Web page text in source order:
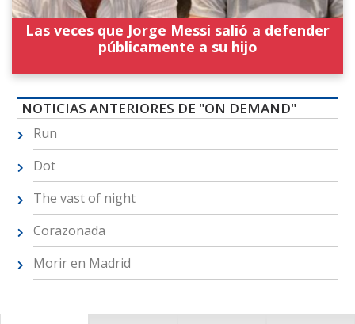
Las veces que Jorge Messi salió a defender
públicamente a su hijo
NOTICIAS ANTERIORES DE "ON DEMAND"
Run
Dot
The vast of night
Corazonada
Morir en Madrid